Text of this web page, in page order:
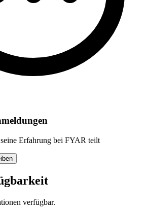
Erfahrung bei FYAR teilt
verfügbar.